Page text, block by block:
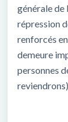
générale de
répression
renforcés
demeure
personnes